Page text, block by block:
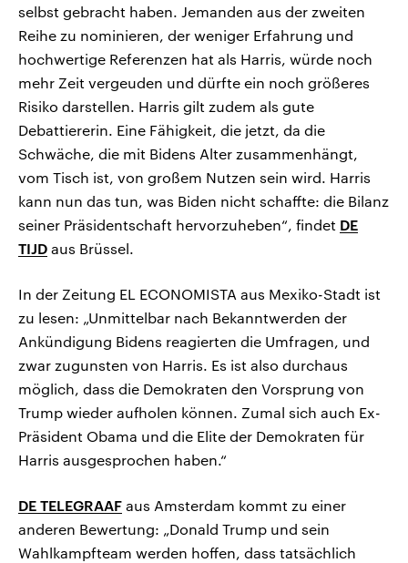
selbst gebracht haben. Jemanden aus der zweiten
Reihe zu nominieren, der weniger Erfahrung und
hochwertige Referenzen hat als Harris, würde noch
mehr Zeit vergeuden und dürfte ein noch größeres
Risiko darstellen. Harris gilt zudem als gute
Debattiererin. Eine Fähigkeit, die jetzt, da die
Schwäche, die mit Bidens Alter zusammenhängt,
vom Tisch ist, von großem Nutzen sein wird. Harris
kann nun das tun, was Biden nicht schaffte: die Bilanz
seiner Präsidentschaft hervorzuheben“, findet DE
TIJD aus Brüssel.
In der Zeitung EL ECONOMISTA aus Mexiko-Stadt ist
zu lesen: „Unmittelbar nach Bekanntwerden der
Ankündigung Bidens reagierten die Umfragen, und
zwar zugunsten von Harris. Es ist also durchaus
möglich, dass die Demokraten den Vorsprung von
Trump wieder aufholen können. Zumal sich auch Ex-
Präsident Obama und die Elite der Demokraten für
Harris ausgesprochen haben.“
DE TELEGRAAF aus Amsterdam kommt zu einer
anderen Bewertung: „Donald Trump und sein
Wahlkampfteam werden hoffen, dass tatsächlich